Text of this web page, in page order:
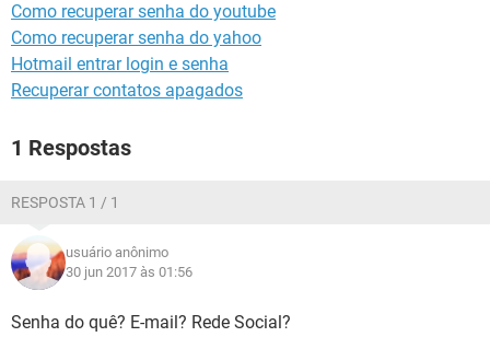
Como recuperar senha do youtube
Como recuperar senha do yahoo
Hotmail entrar login e senha
Recuperar contatos apagados
1 Respostas
RESPOSTA 1 / 1
usuário anônimo
30 jun 2017 às 01:56
Senha do quê? E-mail? Rede Social?